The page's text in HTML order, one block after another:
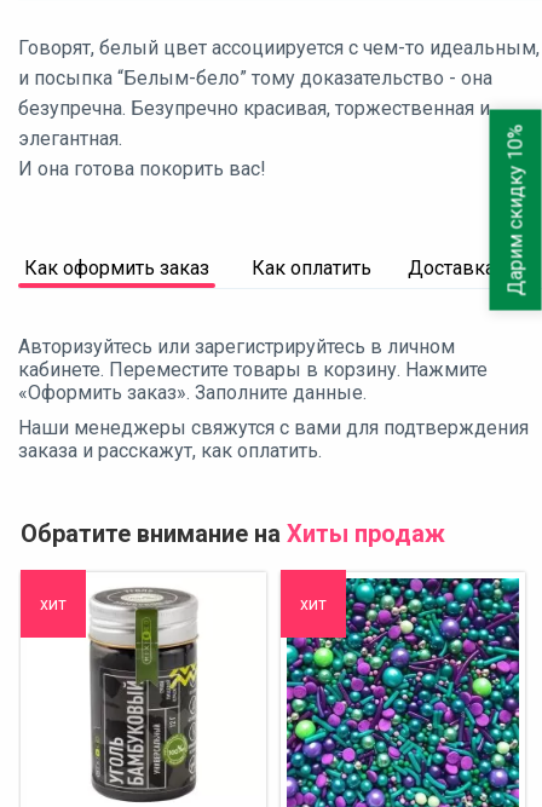
Говорят, белый цвет ассоциируется с чем-то идеальным,
и посыпка “Белым-бело” тому доказательство - она
безупречна. Безупречно красивая, торжественная и
элегантная.
И она готова покорить вас!
Как оформить заказ Как оплатить Доставка
Авторизуйтесь или зарегистрируйтесь в личном
кабинете. Переместите товары в корзину. Нажмите
«Оформить заказ». Заполните данные.
Наши менеджеры свяжутся с вами для подтверждения
заказа и расскажут, как оплатить.
Обратите внимание на Хиты продаж
хит хит
Дарим скидку 10%